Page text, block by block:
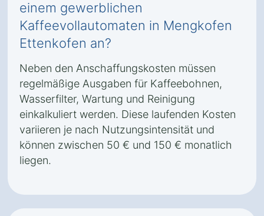
einem gewerblichen
Kaffeevollautomaten in Mengkofen
Ettenkofen an?
Neben den Anschaffungskosten müssen
regelmäßige Ausgaben für Kaffeebohnen,
Wasserfilter, Wartung und Reinigung
einkalkuliert werden. Diese laufenden Kosten
variieren je nach Nutzungsintensität und
können zwischen 50 € und 150 € monatlich
liegen.